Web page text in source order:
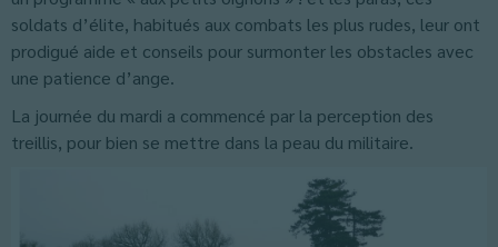
soldats d’élite, habitués aux combats les plus rudes, leur ont
prodigué aide et conseils pour surmonter les obstacles avec
une patience d’ange.
La journée du mardi a commencé par la perception des
treillis, pour bien se mettre dans la peau du militaire.